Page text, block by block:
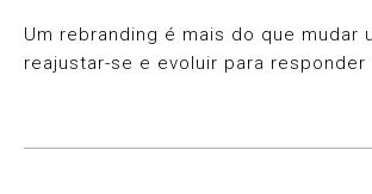
Um rebranding é mais do que
reajustar-se e evoluir para